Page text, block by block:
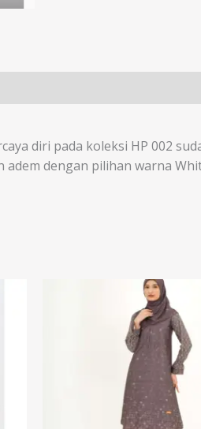
diri pada koleksi HP 002
dengan pilihan warna